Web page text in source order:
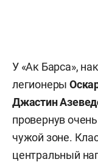
У «Ак Барса»,
легионеры
Джастин
провернув
чужой зоне.
центральный